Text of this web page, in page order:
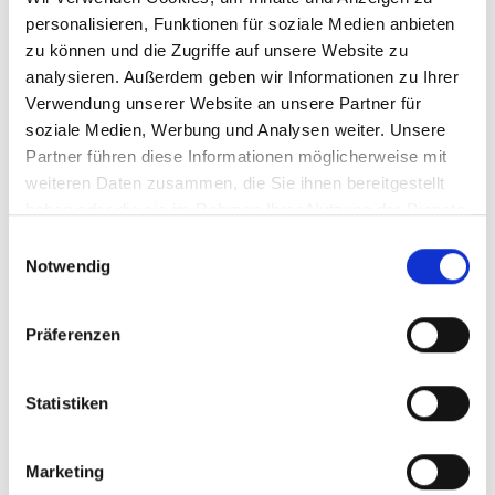
personalisieren, Funktionen für soziale Medien anbieten
zu können und die Zugriffe auf unsere Website zu
analysieren. Außerdem geben wir Informationen zu Ihrer
Verwendung unserer Website an unsere Partner für
soziale Medien, Werbung und Analysen weiter. Unsere
Partner führen diese Informationen möglicherweise mit
weiteren Daten zusammen, die Sie ihnen bereitgestellt
Notwendig
Präferenzen
Statistiken
Marketing
geht bereits auf das Jahr 1150 zurück.
Die uns allen bekannte „Nicolaikirche“, welche dem
heiligen Nicolaus als Schutzpatron der Elbschifffer
geweiht wurde, geht auf einen Entwurf des
Baumeisters Karl Friedrich Schinkel zurück und ist
erbauten Kirche fand im Jahr 1824 statt. Die
„IM KRIEGESDRANG ZERSTÖRT 1813“
„IM FRIEDEN HERGESTELLT 1824“
Mit der abgeschlossenen Sanierung im Jahr 2018